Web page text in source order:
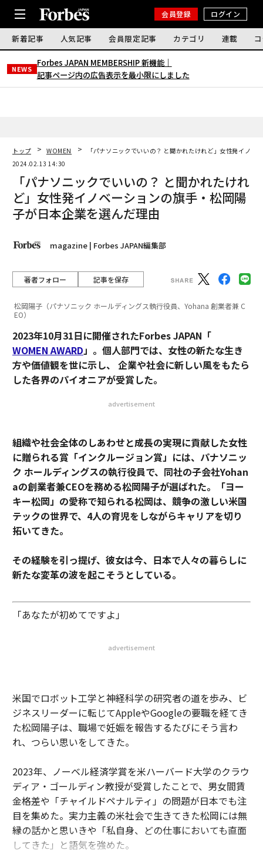
会員登録 ログイン
新着記事 人気記事 会員限定記事 カテゴリ 連載
NEWS
Forbes JAPAN MEMBERSHIP 新機能｜
記事ページ内の広告表示を最小限にしました
トップ WOMEN
「パナソニックでいいの？ と聞かれたけれど」女性発イノ
2024.02.13 14:30
「パナソニックでいいの？ と聞かれたけれ
ど」女性発イノベーションの旗手・松岡陽
子が日本企業を選んだ理由
magazine | Forbes JAPAN編集部
著者フォロー 記事を保存
松岡陽子（パナソニック ホールディングス執行役員、Yohana 創業者兼 C
EO）
2023年10月31日に開催されたForbes JAPAN「
WOMEN AWARD」。個人部門では、女性の新たな生き
方や価値観を世に示し、 企業や社会に新しい風をもたら
した各界のパイオニアが受賞した。
advertisement
組織や社会全体のしあわせと成長の実現に貢献した女性
に贈られる賞「インクルージョン賞」には、パナソニッ
ク ホールディングスの執行役員で、同社の子会社Yohan
aの創業者兼CEOを務める松岡陽子が選ばれた。「ヨー
キー松岡」の愛称で知られる松岡は、競争の激しい米国
テックの世界で、4人の育児をしながらキャリアを切り
拓いてきた。
その経験を引っ提げ、彼女は今、日本で人々の暮らしに
新たな変革の波を起こそうとしている。
「あなたが初めてですよ」
advertisement
米国でロボット工学と神経科学の研究者の道を歩み、ビ
ジネスリーダーに転じてAppleやGoogleの要職を経てき
た松岡陽子は、職場で妊娠を報告するたびにそう言わ
れ、つらい思いをしてきた。
2023年、ノーベル経済学賞を米ハーバード大学のクラウ
ディア・ゴールディン教授が受賞したことで、男女間賃
金格差や「チャイルドペナルティ」の問題が日本でも注
目を集めた。実力主義の米社会で生きてきた松岡には無
縁の話かと思いきや「私自身、どの仕事においても直面
してきた」と語気を強めた。